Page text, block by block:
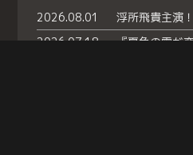
2026.08.01
2026.07.18